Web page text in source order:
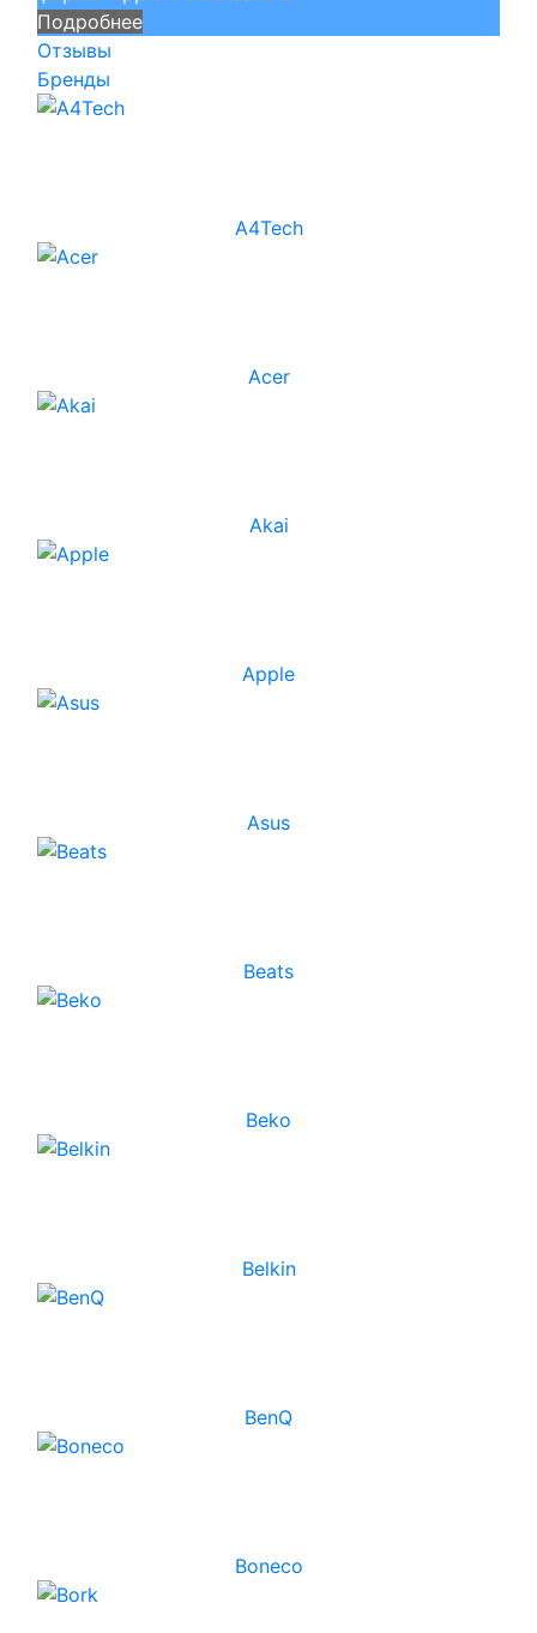
Подробнее
Отзывы
Бренды
A4Tech
Acer
Akai
Apple
Asus
Beats
Beko
Belkin
BenQ
Boneco